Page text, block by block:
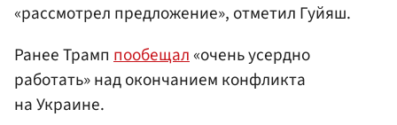
«рассмотрел предложение», отметил Гуйяш.
Ранее Трамп пообещал«очень усердно
работать» над окончанием конфликта
на Украине.